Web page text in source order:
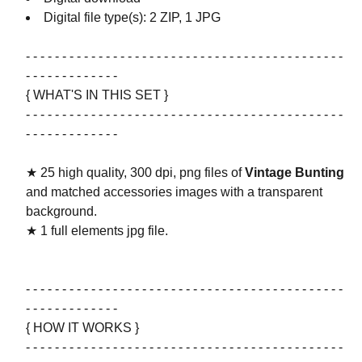
Digital file type(s): 2 ZIP, 1 JPG
- - - - - - - - - - - - - - - - - - - - - - - - - - - - - - - - - - - - - - - - - - - -
- - - - - - - - - - - - -
{ WHAT'S IN THIS SET }
- - - - - - - - - - - - - - - - - - - - - - - - - - - - - - - - - - - - - - - - - - - -
- - - - - - - - - - - - -
★ 25 high quality, 300 dpi, png files ofVintage Bunting
and matched accessories images with a transparent
background.
★ 1 full elements jpg file.
- - - - - - - - - - - - - - - - - - - - - - - - - - - - - - - - - - - - - - - - - - - -
- - - - - - - - - - - - -
{ HOW IT WORKS }
- - - - - - - - - - - - - - - - - - - - - - - - - - - - - - - - - - - - - - - - - - - -